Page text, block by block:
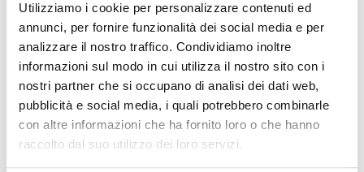
Utilizziamo i cookie per personalizzare contenuti ed
annunci, per fornire funzionalità dei social media e per
analizzare il nostro traffico. Condividiamo inoltre
informazioni sul modo in cui utilizza il nostro sito con i
nostri partner che si occupano di analisi dei dati web,
pubblicità e social media, i quali potrebbero combinarle
con altre informazioni che ha fornito loro o che hanno
raccolto dal suo utilizzo dei loro servizi.
Directory IT
Directory EN